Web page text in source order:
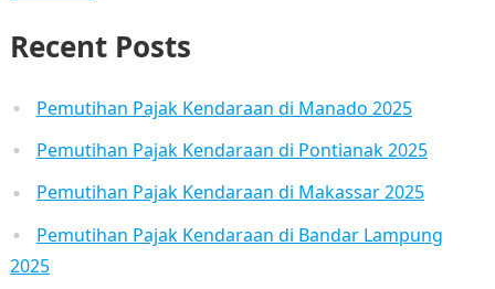
Recent Posts
Pemutihan Pajak Kendaraan di Manado 2025
Pemutihan Pajak Kendaraan di Pontianak 2025
Pemutihan Pajak Kendaraan di Makassar 2025
Pemutihan Pajak Kendaraan di Bandar Lampung
2025